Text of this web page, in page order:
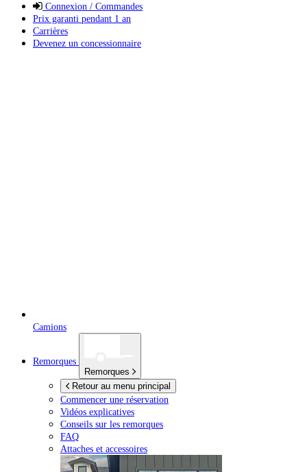
Connexion / Commandes
Prix garanti pendant 1 an
Carrières
Devenez un concessionnaire
Camions
Remorques
Remorques
Retour au menu principal
Commencer une réservation
Vidéos explicatives
Conseils sur les remorques
FAQ
Attaches et accessoires